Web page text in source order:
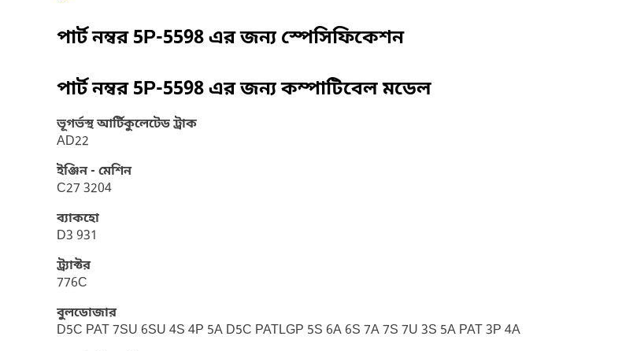
পার্ট নম্বর5P-5598এর জন্য স্পেসিফিকেশন
পার্ট নম্বর5P-5598এর জন্য কম্পাটিবেল মডেল
ভূগর্ভস্থ আর্টিকুলেটেড ট্রাক
AD22
ইঞ্জিন - মেশিন
C27 3204
ব্যাকহো
D3 931
ট্র্যাক্টর
776C
বুলডোজার
D5C PAT 7SU 6SU 4S 4P 5A D5C PATLGP 5S 6A 6S 7A 7S 7U 3S 5A PAT 3P 4A